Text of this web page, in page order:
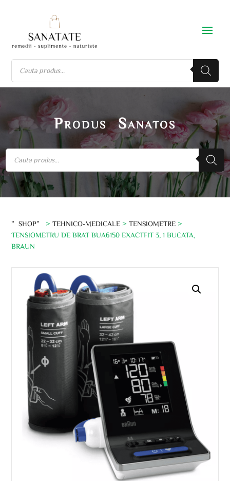
Produs Sanatos
”SHOP” >TEHNICO-MEDICALE >TENSIOMETRE >
TENSIOMETRU DE BRAT BUA6150 EXACTFIT 3, 1 BUCATA,
BRAUN